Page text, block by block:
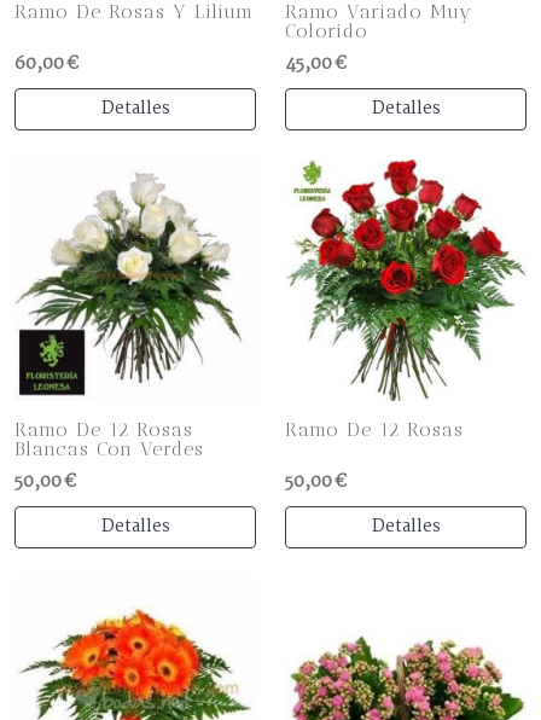
Ramo De Rosas Y Lilium
60,00 €
Detalles
Ramo Variado Muy
Colorido
45,00 €
Detalles
Ramo De 12 Rosas
Blancas Con Verdes
50,00 €
Detalles
Ramo De 12 Rosas
50,00 €
Detalles